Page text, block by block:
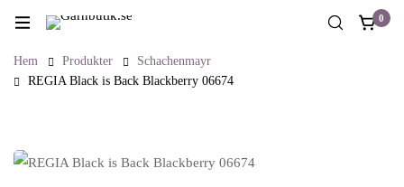
0
Hem Produkter
Schachenmayr
REGIA Black is Back Blackberry 06674